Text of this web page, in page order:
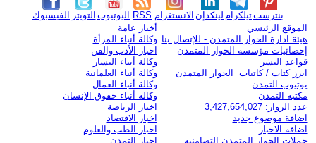
الفيسبوك التويتر اليوتيوب RSS الانستغرام لينكدإن تيلكرامبنترست
الموقع الرئيسي
هيئة ادارة الحوار المتمدن - للإتصال بنا
إحصائيات مؤسسة الحوار المتمدن
قواعد النشر
ابرز كتاب / كاتبات الحوار المتمدن
يوتيوب التمدن
مكتبة التمدن
عدد الزوار: 3,427,654,027
اضافة موضوع جديد
اضافة الاخبار
حملات الحوار المتمدن التضامنية
أخبار عامة
وكالة أنباء المرأة
اخبار الأدب والفن
وكالة أنباء اليسار
وكالة أنباء العلمانية
وكالة أنباء العمال
وكالة أنباء حقوق الإنسان
اخبار الرياضة
اخبار الاقتصاد
اخبار الطب والعلوم
اخبار التمدن